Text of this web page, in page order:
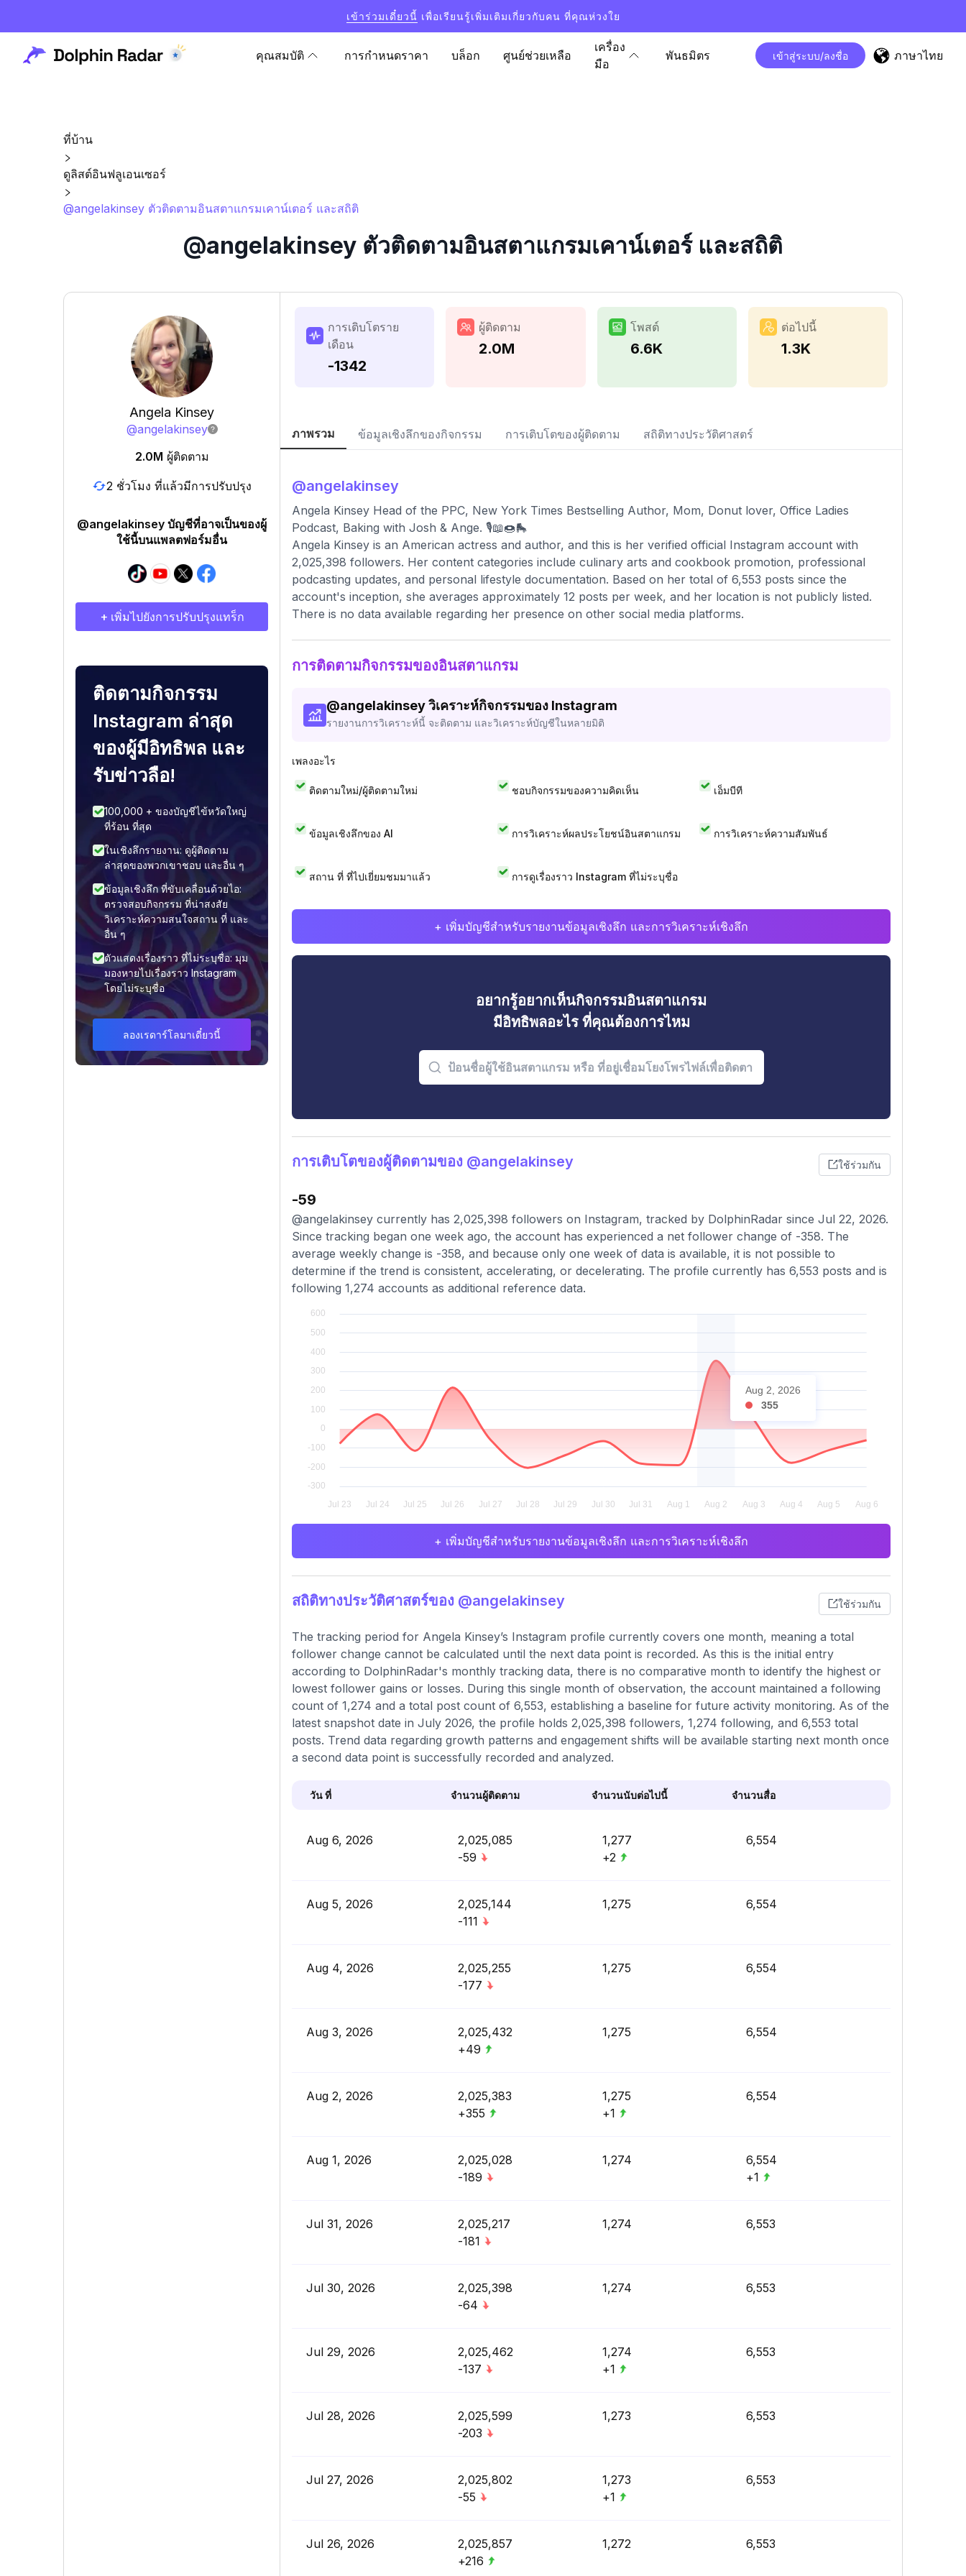
เข้าร่วมเดี๋ยวนี้ เพื่อเรียนรู้เพิ่มเติมเกี่ยวกับคน ที่คุณห่วงใย
คุณสมบัติ การกำหนดราคา บล็อก ศูนย์ช่วยเหลือ
เครื่อง
มือ
พันธมิตร เข้าสู่ระบบ/ลงชื่อ ภาษาไทย
ที่บ้าน
ดูลิสต์อินฟลูเอนเซอร์
@angelakinsey ตัวติดตามอินสตาแกรมเคาน์เตอร์ และสถิติ
@angelakinsey ตัวติดตามอินสตาแกรมเคาน์เตอร์ และสถิติ
Angela Kinsey
@angelakinsey
2.0M ผู้ติดตาม
2 ชั่วโมง ที่แล้วมีการปรับปรุง
@angelakinsey บัญชีที่อาจเป็นของผู้
ใช้นี้บนแพลตฟอร์มอื่น
+ เพิ่มไปยังการปรับปรุงแทร็ก
ติดตามกิจกรรม
Instagram ล่าสุด
ของผู้มีอิทธิพล และ
รับข่าวลือ!
100,000 + ของบัญชีไข้หวัดใหญ่
ที่ร้อน ที่สุด
ในเชิงลึกรายงาน: ดูผู้ติดตาม
ล่าสุดของพวกเขาชอบ และอื่น ๆ
ข้อมูลเชิงลึก ที่ขับเคลื่อนด้วยไอ:
ตรวจสอบกิจกรรม ที่น่าสงสัย
วิเคราะห์ความสนใจสถาน ที่ และ
อื่น ๆ
ตัวแสดงเรื่องราว ที่ไม่ระบุชื่อ: มุม
มองหายไปเรื่องราว Instagram
โดยไม่ระบุชื่อ
ลองเรดาร์โลมาเดี๋ยวนี้
การเติบโตราย
เดือน
-1342
ผู้ติดตาม
2.0M
โพสต์
6.6K
ต่อไปนี้
1.3K
ภาพรวม ข้อมูลเชิงลึกของกิจกรรม การเติบโตของผู้ติดตาม สถิติทางประวัติศาสตร์
@angelakinsey
Angela Kinsey Head of the PPC, New York Times Bestselling Author, Mom, Donut lover, Office Ladies
Podcast, Baking with Josh & Ange. 🎙📖🍩🛼
Angela Kinsey is an American actress and author, and this is her verified official Instagram account with
2,025,398 followers. Her content categories include culinary arts and cookbook promotion, professional
podcasting updates, and personal lifestyle documentation. Based on her total of 6,553 posts since the
account's inception, she averages approximately 12 posts per week, and her location is not publicly listed.
There is no data available regarding her presence on other social media platforms.
การติดตามกิจกรรมของอินสตาแกรม
@angelakinseyวิเคราะห์กิจกรรมของ Instagram
รายงานการวิเคราะห์นี้ จะติดตาม และวิเคราะห์บัญชีในหลายมิติ
เพลงอะไร
ติดตามใหม่/ผู้ติดตามใหม่ ชอบกิจกรรมของความคิดเห็น เอ็มบีที
ข้อมูลเชิงลึกของ AI การวิเคราะห์ผลประโยชน์อินสตาแกรม การวิเคราะห์ความสัมพันธ์
สถาน ที่ ที่ไปเยี่ยมชมมาแล้ว การดูเรื่องราว Instagram ที่ไม่ระบุชื่อ
+ เพิ่มบัญชีสำหรับรายงานข้อมูลเชิงลึก และการวิเคราะห์เชิงลึก
อยากรู้อยากเห็นกิจกรรมอินสตาแกรม
มีอิทธิพลอะไร ที่คุณต้องการไหม
การเติบโตของผู้ติดตามของ @angelakinsey ใช้ร่วมกัน
-59
@angelakinsey currently has 2,025,398 followers on Instagram, tracked by DolphinRadar since Jul 22, 2026.
Since tracking began one week ago, the account has experienced a net follower change of -358. The
average weekly change is -358, and because only one week of data is available, it is not possible to
determine if the trend is consistent, accelerating, or decelerating. The profile currently has 6,553 posts and is
following 1,274 accounts as additional reference data.
Aug 2, 2026
355
+ เพิ่มบัญชีสำหรับรายงานข้อมูลเชิงลึก และการวิเคราะห์เชิงลึก
สถิติทางประวัติศาสตร์ของ @angelakinsey ใช้ร่วมกัน
The tracking period for Angela Kinsey’s Instagram profile currently covers one month, meaning a total
follower change cannot be calculated until the next data point is recorded. As this is the initial entry
according to DolphinRadar's monthly tracking data, there is no comparative month to identify the highest or
lowest follower gains or losses. During this single month of observation, the account maintained a following
count of 1,274 and a total post count of 6,553, establishing a baseline for future activity monitoring. As of the
latest snapshot date in July 2026, the profile holds 2,025,398 followers, 1,274 following, and 6,553 total
posts. Trend data regarding growth patterns and engagement shifts will be available starting next month once
a second data point is successfully recorded and analyzed.
วัน ที่ จำนวนผู้ติดตาม จำนวนนับต่อไปนี้ จำนวนสื่อ
Aug 6, 2026
2,025,085
-59
1,277
+2
6,554
Aug 5, 2026
2,025,144
-111
1,275 6,554
Aug 4, 2026
2,025,255
-177
1,275 6,554
Aug 3, 2026
2,025,432
+49
1,275 6,554
Aug 2, 2026
2,025,383
+355
1,275
+1
6,554
Aug 1, 2026
2,025,028
-189
1,274
6,554
+1
Jul 31, 2026
2,025,217
-181
1,274 6,553
Jul 30, 2026
2,025,398
-64
1,274 6,553
Jul 29, 2026
2,025,462
-137
1,274
+1
6,553
Jul 28, 2026
2,025,599
-203
1,273 6,553
Jul 27, 2026
2,025,802
-55
1,273
+1
6,553
Jul 26, 2026
2,025,857
+216
1,272 6,553